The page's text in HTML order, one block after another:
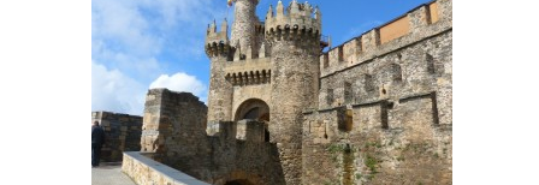
Fiesta de Primavera 2026 en
la Ruta del Vino de Cigales